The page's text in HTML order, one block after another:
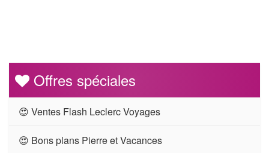
Offres spéciales
😍 Ventes Flash Leclerc Voyages
😍 Bons plans Pierre et Vacances